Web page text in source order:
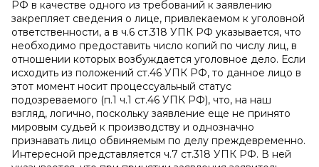
РФ в качестве одного из требований к заявлению
закрепляет сведения о лице, привлекаемом к уголовной
ответственности, а в ч.6 ст.318 УПК РФ указывается, что
необходимо предоставить число копий по числу лиц, в
отношении которых возбуждается уголовное дело. Если
исходить из положений ст.46 УПК РФ, то данное лицо в
этот момент носит процессуальный статус
подозреваемого (п.1 ч.1 ст.46 УПК РФ), что, на наш
взгляд, логично, поскольку заявление еще не принято
мировым судьей к производству и однозначно
признавать лицо обвиняемым по делу преждевременно.
Интересной представляется ч.7 ст.318 УПК РФ. В ней